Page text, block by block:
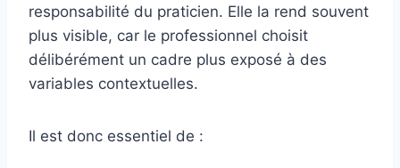
responsabilité du praticien. Elle la rend souvent
plus visible, car le professionnel choisit
délibérément un cadre plus exposé à des
variables contextuelles.
Il est donc essentiel de :